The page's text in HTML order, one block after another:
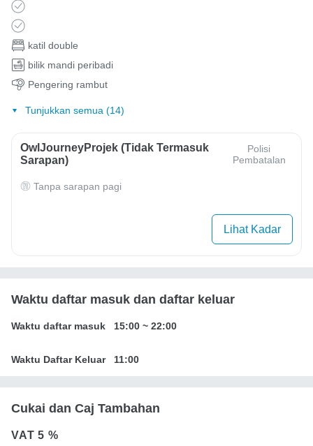
katil double
bilik mandi peribadi
Pengering rambut
Tunjukkan semua (14)
OwlJourneyProjek (Tidak Termasuk
Sarapan)
Polisi
Pembatalan
Tanpa sarapan pagi
Lihat Kadar
Waktu daftar masuk dan daftar keluar
Waktu daftar masuk 15:00 ~ 22:00
Waktu Daftar Keluar 11:00
Cukai dan Caj Tambahan
VAT5 %